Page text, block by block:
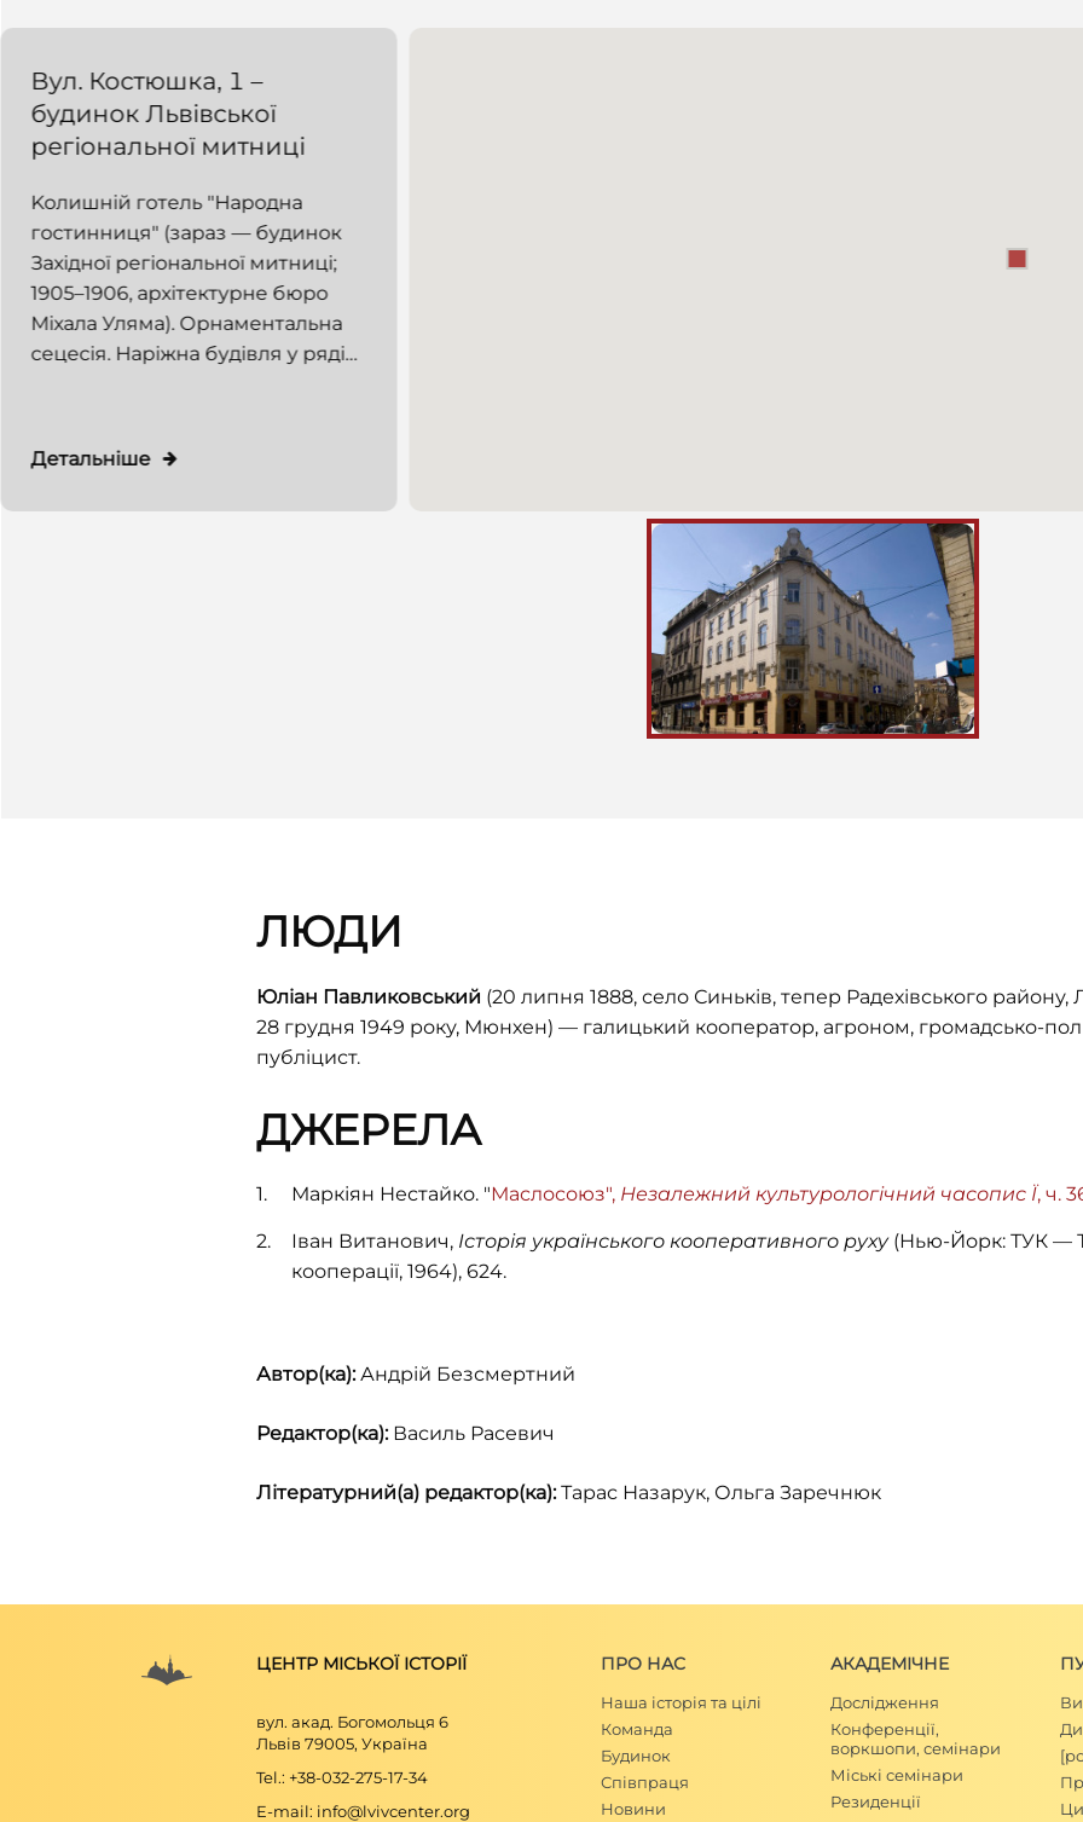
Вул. Костюшка, 1 –
будинок Львівської
регіональної митниці
Koлишній готель "Народна
гостинниця" (зараз — будинок
Західної регіональної митниці;
1905–1906, архітектурне бюро
Міхала Уляма). Орнаментальна
сецесія. Наріжна будівля у ряді
вулиць Костюшка (східний
фасад) та Дорошенка (південний
Детальніше
ЛЮДИ
Юліан Павликовський (20 липня 1888, село Синьків, тепер Радехівського району,
28 грудня 1949 року, Мюнхен) — галицький кооператор, агроном, громадсько-
публіцист.
ДЖЕРЕЛА
Маркіян Нестайко. "Маслосоюз", Незалежний культурологічний часопис Ї, ч.
Іван Витанович, Історія українського кооперативного руху(Нью-Йорк: ТУК —
кооперації, 1964), 624.
Автор(ка):Андрій Безсмертний
Редактор(ка):Василь Расевич
Літературний(а) редактор(ка):Тарас Назарук, Ольга Заречнюк
ЦЕНТР МІСЬКОЇ ІСТОРІЇ
вул. акад. Богомольця 6
Львів 79005, Україна
Tel.: +38-032-275-17-34
E-mail: info@lvivcenter.org
ПРО НАС
Наша історія та цілі
Команда
Будинок
Співпраця
Новини
АКАДЕМІЧНЕ
Дослідження
Конференції,
воркшопи, семінари
Міські семінари
Резиденції